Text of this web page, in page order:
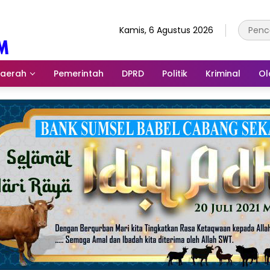
Kamis, 6 Agustus 2026
Pemerintah DPRD Politik Kriminal